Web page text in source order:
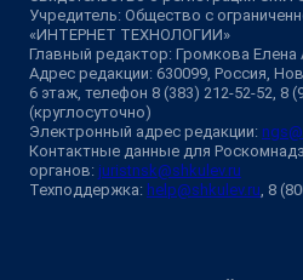
Учредитель: Общество с
«ИНТЕРНЕТ ТЕХНОЛОГИИ»
Главный редактор: Громкова Елена
Адрес редакции: 630099, Россия,
6 этаж, телефон 8 (383) 212-52-52, 8
(круглосуточно)
Электронный адрес редакции:
Контактные данные для
органов: juristnsk@shkulev.ru
Техподдержка: help@shkulev.ru , 8